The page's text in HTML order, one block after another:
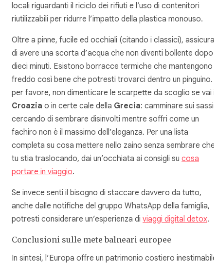
locali riguardanti il riciclo dei rifiuti e l’uso di contenitori
riutilizzabili per ridurre l’impatto della plastica monouso.
Oltre a pinne, fucile ed occhiali (citando i classici),
di avere una scorta d’acqua che non diventi bollente dopo
dieci minuti. Esistono borracce termiche che mantengono il
freddo così bene che potresti trovarci dentro un pinguino.
per favore, non dimenticare le scarpette da scoglio se vai
Croazia o in certe cale della Grecia: camminare sui sassi
cercando di sembrare disinvolti mentre soffri come un
fachiro non è il massimo dell’eleganza. Per una lista
completa su cosa mettere nello zaino senza sembrare che
tu stia traslocando, dai un’occhiata ai consigli su cosa
portare in viaggio.
Se invece senti il bisogno di staccare davvero da tutto,
anche dalle notifiche del gruppo WhatsApp della famiglia,
potresti considerare un’esperienza di viaggi digital detox.
Conclusioni sulle mete balneari europee
In sintesi, l’Europa offre un patrimonio costiero inestimabile